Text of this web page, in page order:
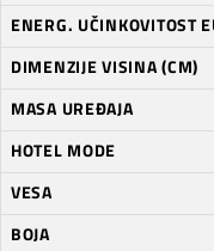
ENERG. UČINKOVITOST
DIMENZIJE VISINA (CM)
MASA UREĐAJA
HOTEL MODE
VESA
BOJA